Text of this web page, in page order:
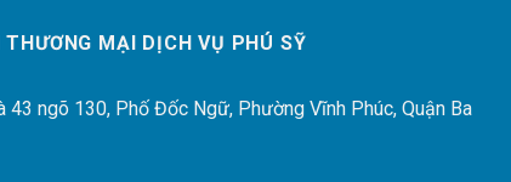
MẠI DỊCH VỤ PHÚ SỸ
43 ngõ 130, Phố Đốc Ngữ, Phường Vĩnh Phúc, Quận Ba